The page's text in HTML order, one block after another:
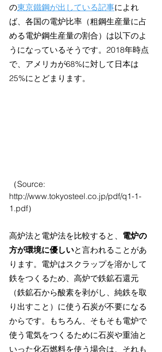
の東京鐵鋼が出している記事によれ
ば、各国の電炉比率（粗鋼生産量に占
める電炉鋼生産量の割合）は以下のよ
うになっているそうです。2018年時点
で、アメリカが68%に対して日本は
25%にとどまります。
（Source:
http://www.tokyosteel.co.jp/pdf/q1-1-
1.pdf）
高炉法と電炉法を比較すると、 電炉の
方が環境に優しいと言われることがあ
ります。電炉はスクラップを溶かして
鉄をつくるため、高炉で鉄鉱石還元
（鉄鉱石から酸素を剥がし、純鉄を取
り出すこと）に使う石炭が不要になる
からです。もちろん、そもそも電炉で
使う電気をつくるために石炭や重油と
いった化石燃料を使う場合は、それも